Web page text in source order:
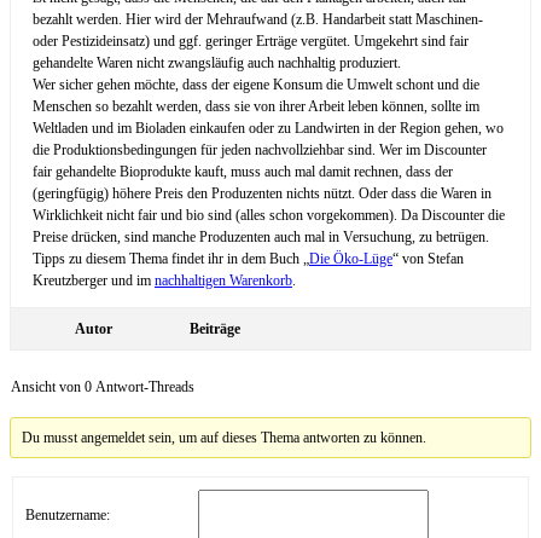
bezahlt werden. Hier wird der Mehraufwand (z.B. Handarbeit statt Maschinen-
oder Pestizideinsatz) und ggf. geringer Erträge vergütet. Umgekehrt sind fair
gehandelte Waren nicht zwangsläufig auch nachhaltig produziert.
Wer sicher gehen möchte, dass der eigene Konsum die Umwelt schont und die
Menschen so bezahlt werden, dass sie von ihrer Arbeit leben können, sollte im
Weltladen und im Bioladen einkaufen oder zu Landwirten in der Region gehen, wo
die Produktionsbedingungen für jeden nachvollziehbar sind. Wer im Discounter
fair gehandelte Bioprodukte kauft, muss auch mal damit rechnen, dass der
(geringfügig) höhere Preis den Produzenten nichts nützt. Oder dass die Waren in
Wirklichkeit nicht fair und bio sind (alles schon vorgekommen). Da Discounter die
Preise drücken, sind manche Produzenten auch mal in Versuchung, zu betrügen.
Tipps zu diesem Thema findet ihr in dem Buch „ Die Öko-Lüge“ von Stefan
Kreutzberger und im nachhaltigen Warenkorb
Autor Beiträge
Ansicht von 0 Antwort-Threads
Du musst angemeldet sein, um auf dieses Thema antworten zu können.
Benutzername: